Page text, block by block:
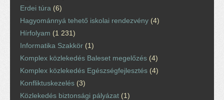
Erdei túra (6)
Hagyománnyá tehető iskolai rendezvény (4)
Hírfolyam (1 231)
Informatika Szakkör (1)
Komplex közlekedés Baleset megelőzés (4)
Komplex közlekedés Egészségfejlesztés (4)
Konfliktuskezelés (3)
Közlekedés biztonsági pályázat (1)